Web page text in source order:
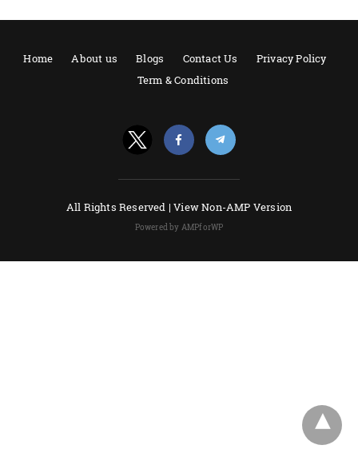
Home About us Blogs Contact Us
Privacy Policy
Term & Conditions
All Rights Reserved |View Non-AMP Version
Powered by AMPforWP